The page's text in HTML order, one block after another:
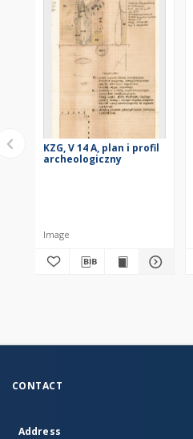
KZG, V 14 A, plan i profil
archeologiczny
Image
CONTACT
Address